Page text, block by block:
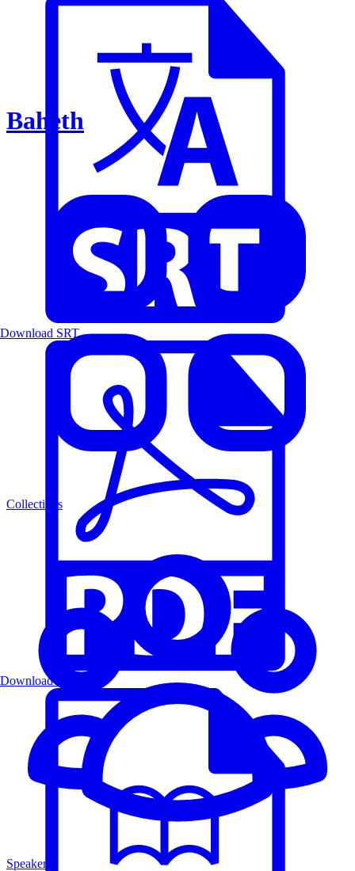
Baheth
Collections
Speakers
Download SRT
Download PDF